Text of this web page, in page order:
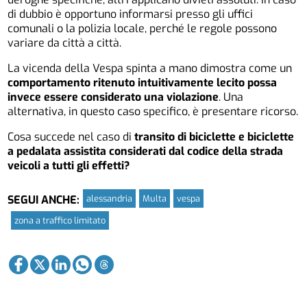
di dubbio è opportuno informarsi presso gli uffici
comunali o la polizia locale, perché le regole possono
variare da città a città.
La vicenda della Vespa spinta a mano dimostra come un
comportamento ritenuto intuitivamente lecito possa
invece essere considerato una violazione. Una
alternativa, in questo caso specifico, è presentare ricorso.
Cosa succede nel caso ditransito di biciclette e biciclette
a pedalata assistita considerati dal codice della strada
veicoli a tutti gli effetti?
SEGUI ANCHE: alessandria Multa
vespa
zona a traffico limitato